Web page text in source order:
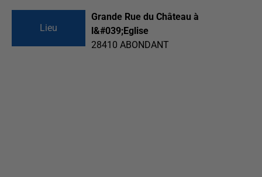
Lieu
Grande Rue du Château à
l&#039;Eglise
28410 ABONDANT